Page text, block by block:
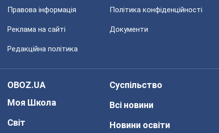
Правова інформація Політика конфіденційності
Реклама на сайті Документи
Редакційна політика
OBOZ.UA
Моя Школа
Світ
Суспільство
Всі новини
Новини освіти